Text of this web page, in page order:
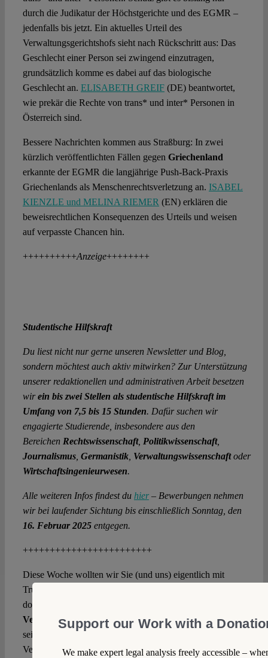
durch die Judikatur der Höchstgerichte und des EGMR –
jedenfalls bis jetzt. Ein aktuelles Urteil des
Verwaltungsgerichtshofs sieht nach Rückschritt aus: Das
Geschlecht einer Person sei zwingend einzutragen,
grundsätzlich komme es dabei auf das biologische
Geschlecht an. ELISABETH GREIF(DE) beantwortet,
wie prekär die Rechte von trans* und inter* Personen in
Österreich sind.
Bessere Nachrichten kommen aus Straßburg: In zwei
kürzlich veröffentlichten Fällen gegen Griechenland
erkannte der EGMR die langjährige Push-Back-Praxis
Griechenlands als Menschenrechtsverletzung an. ISABEL
KIENZLE und MELINA RIEMER (EN) erklären die
beweisrechtlichen Konsequenzen des Urteils und weisen
auf verpasste Chancen hin.
++++++++++Anzeige++++++++
Studentische Hilfskraft
Du liest nicht nur gerne unseren Newsletter und Blog,
sondern möchtest auch aktiv mitwirken? Zur Unterstützung
unserer redaktionellen und administrativen Arbeit besetzen
wirein bis zwei Stellen als studentische Hilfskraft im
Umfang von 7,5 bis 15 Stunden. Dafür suchen wir
engagierte Studierende, insbesondere aus den
Bereichen Rechtswissenschaft, Politikwissenschaft,
Journalismus, Germanistik, Verwaltungswissenschaftoder
Wirtschaftsingenieurwesen.
Alle weiteren Infos findest du hier– Bewerbungen nehmen
wir bei laufender Sichtung bis einschließlich Sonntag, den
16. Februar 2025entgegen.
++++++++++++++++++++++++
Diese Woche wollten wir Sie (und uns) eigentlich mit
Trump-Content verschonen, aber ganz ohne geht es dann
doch nicht. Nachdem der US Supreme Court das
Verbot
aufrechterhalten hatte, verwendete Trump eines
seiner zahllosen Dekrete darauf, die Durchsetzung des
Verbots vorübergehend auszusetzen.URS SAXER
Support our Work with a
We make expert legal analysis freely accessible –